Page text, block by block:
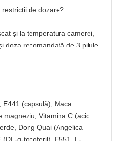
restricții de dozare?
și la temperatura camerei,
doza recomandată de 3 pilule
E441 (capsulă), Maca
magneziu, Vitamina C (acid
Dong Quai (Angelica
(DL-α-tocoferil), E551, L-